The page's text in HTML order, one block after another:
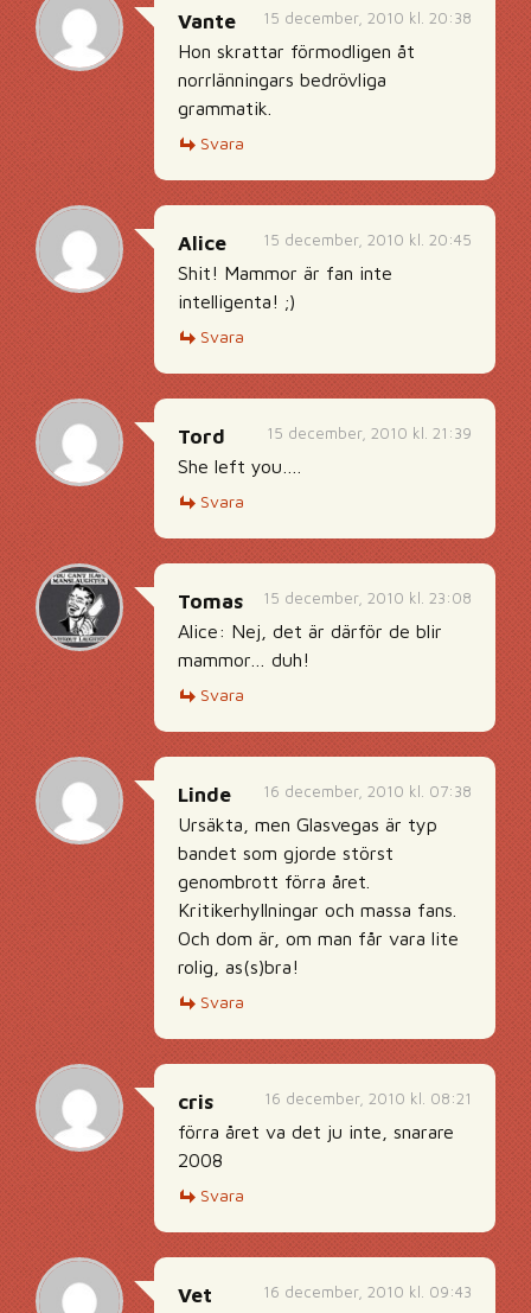
15 december, 2010 kl. 20:38
Vante
Hon skrattar förmodligen åt
norrlänningars bedrövliga
grammatik.
Svara
15 december, 2010 kl. 20:45
Alice
Shit! Mammor är fan inte
intelligenta! ;)
Svara
15 december, 2010 kl. 21:39
Tord
She left you….
Svara
15 december, 2010 kl. 23:08
Tomas
Alice: Nej, det är därför de blir
mammor… duh!
Svara
16 december, 2010 kl. 07:38
Linde
Ursäkta, men Glasvegas är typ
bandet som gjorde störst
genombrott förra året.
Kritikerhyllningar och massa fans.
Och dom är, om man får vara lite
rolig, as(s)bra!
Svara
16 december, 2010 kl. 08:21
cris
förra året va det ju inte, snarare
2008
Svara
16 december, 2010 kl. 09:43
Vet